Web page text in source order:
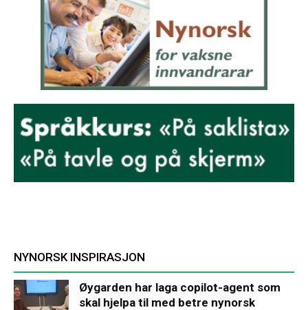
NYNORSK INSPIRASJON
Øygarden har laga copilot-agent som
skal hjelpa til med betre nynorsk